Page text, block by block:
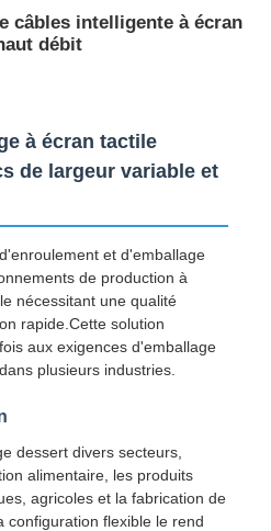
câbles intelligente à écran
débit
à écran tactile
de largeur variable et
et d'emballage
de production à
nécessitant une qualité
rapide.Cette solution
aux exigences d'emballage
plusieurs industries.
dessert divers secteurs,
alimentaire, les produits
agricoles et la fabrication de
configuration flexible le rend